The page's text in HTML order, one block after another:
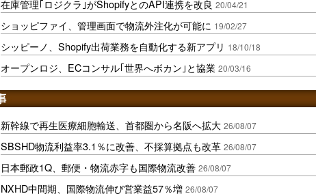
在庫管理｢ロジクラ｣がShopifyとのAPI連携を改良 20/04/21
ショッピファイ、管理画面で物流外注化が可能に 19/02/27
シッピーノ、Shopify出荷業務を自動化する新アプリ 18/10/18
オープンロジ、ECコンサル｢世界へボカン｣と協業 20/03/16
新幹線で再生医療細胞輸送、首都圏から名阪へ拡大 26/08/07
SBSHD物流利益率3.1％に改善、不採算拠点も改革 26/08/07
日本郵政1Q、郵便・物流赤字も国際物流改善 26/08/07
NXHD中間期、国際物流伸び営業益57％増 26/08/07